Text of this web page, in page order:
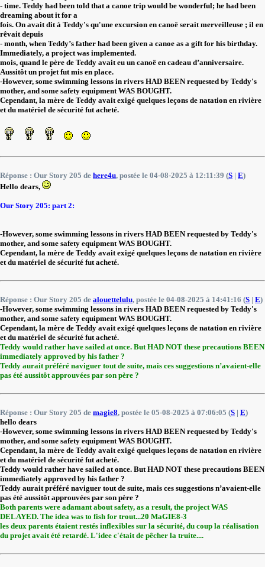
- time. Teddy had been told that a canoe trip would be wonderful; he had been
dreaming about it for a
fois. On avait dit à Teddy's qu'une excursion en canoë serait merveilleuse ; il en
rêvait depuis
- month, when Teddy’s father had been given a canoe as a gift for his birthday.
Immediately, a project was implemented.
mois, quand le père de Teddy avait eu un canoë en cadeau d’anniversaire.
Aussitôt un projet fut mis en place.
-However, some swimming lessons in rivers HAD BEEN requested by Teddy's
mother, and some safety equipment WAS BOUGHT.
Cependant, la mère de Teddy avait exigé quelques leçons de natation en rivière
et du matériel de sécurité fut acheté.
Réponse : Our Story 205 de here4u, postée le 04-08-2025 à 12:11:39 (S | E)
Hello dears,
Our Story 205: part 2:
-However, some swimming lessons in rivers HAD BEEN requested by Teddy's
mother, and some safety equipment WAS BOUGHT.
Cependant, la mère de Teddy avait exigé quelques leçons de natation en rivière
et du matériel de sécurité fut acheté.
Réponse : Our Story 205 de alouettelulu, postée le 04-08-2025 à 14:41:16 (S | E)
-However, some swimming lessons in rivers HAD BEEN requested by Teddy's
mother, and some safety equipment WAS BOUGHT.
Cependant, la mère de Teddy avait exigé quelques leçons de natation en rivière
et du matériel de sécurité fut acheté.
Teddy would rather have sailed at once. But HAD NOT these precautions BEEN
immediately approved by his father ?
Teddy aurait préféré naviguer tout de suite, mais ces suggestions n’avaient-elle
pas été aussitôt approuvées par son père ?
Réponse : Our Story 205 de magie8, postée le 05-08-2025 à 07:06:05 (S | E)
hello dears
-However, some swimming lessons in rivers HAD BEEN requested by Teddy's
mother, and some safety equipment WAS BOUGHT.
Cependant, la mère de Teddy avait exigé quelques leçons de natation en rivière
et du matériel de sécurité fut acheté.
Teddy would rather have sailed at once. But HAD NOT these precautions BEEN
immediately approved by his father ?
Teddy aurait préféré naviguer tout de suite, mais ces suggestions n’avaient-elle
pas été aussitôt approuvées par son père ?
Both parents were adamant about safety, as a result, the project WAS
DELAYED. The idea was to fish for trout...20 MaGIE8-3
les deux parents étaient restés inflexibles sur la sécurité, du coup la réalisation
du projet avait été retardé. L'idee c'était de pêcher la truite....